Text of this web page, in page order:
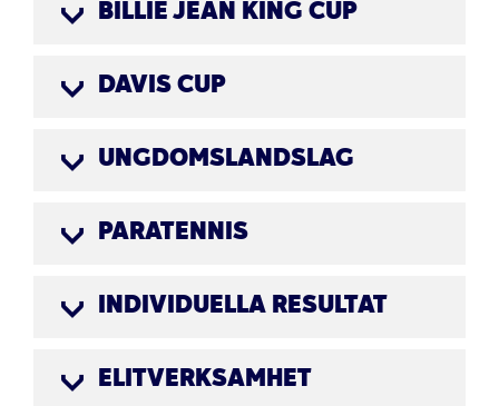
BILLIE JEAN KING CUP
DAVIS CUP
UNGDOMSLANDSLAG
PARATENNIS
INDIVIDUELLA RESULTAT
ELITVERKSAMHET